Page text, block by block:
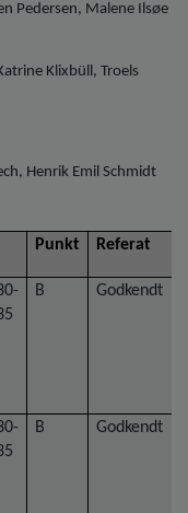
Pedersen, Malene Ilsøe
Klixbüll, Troels
Henrik Emil Schmidt
Punkt Referat
B Godkendt
B Godkendt